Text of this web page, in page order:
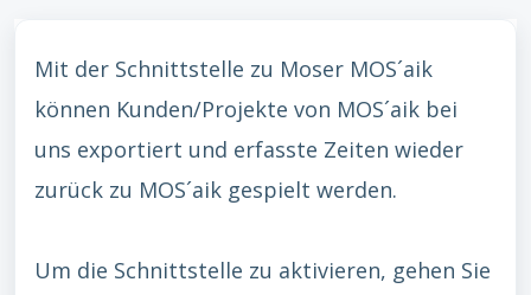
Mit der Schnittstelle zu Moser MOS´aik
können Kunden/Projekte von MOS´aik bei
uns exportiert und erfasste Zeiten wieder
zurück zu MOS´aik gespielt werden.
Um die Schnittstelle zu aktivieren, gehen Sie